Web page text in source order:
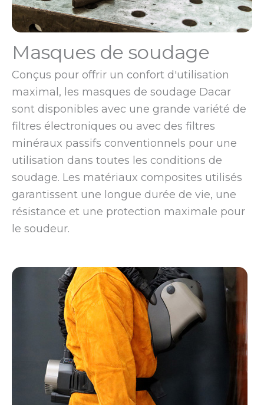
Masques de soudage
Conçus pour offrir un confort d'utilisation
maximal, les masques de soudage Dacar
sont disponibles avec une grande variété de
filtres électroniques ou avec des filtres
minéraux passifs conventionnels pour une
utilisation dans toutes les conditions de
soudage. Les matériaux composites utilisés
garantissent une longue durée de vie, une
résistance et une protection maximale pour
le soudeur.